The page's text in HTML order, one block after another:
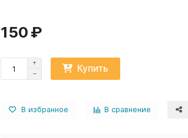
150 ₽
Купить
В избранное В сравнение